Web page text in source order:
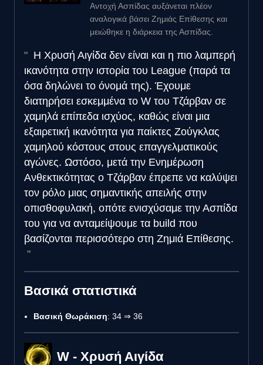
Αντοχή Ασπίδας αυξάνεται πλέον
αναλογικά βάσει Ζημιάς Επίθεσης και
μειώθηκε η διάρκεια της Ασπίδας.
Η Χρυσή Αιγίδα δεν είναι και η πιο λαμπερή
ικανότητα στην ιστορία του League (παρά τα
όσα δηλώνει το όνομά της). Έχουμε
διατηρήσει εσκεμμένα το W του Τζάρβαν σε
χαμηλά επίπεδα ισχύος, καθώς είναι μια
εξαιρετική ικανότητα για παίκτες Ζούγκλας
χαμηλού κόστους στους επαγγελματικούς
αγώνες. Ωστόσο, μετά την Ενημέρωση
Ανθεκτικότητας ο Τζάρβαν έπρεπε να καλύψει
τον ρόλο μιας σημαντικής απειλής στην
οπισθοφυλακή, οπότε ενισχύσαμε την Ασπίδα
του για να ανταμείψουμε τα build που
βασίζονται περισσότερο στη Ζημιά Επίθεσης.
Βασικά στατιστικά
Βασική Θωράκιση: 34 ⇒ 36
W - Χρυσή Αιγίδα